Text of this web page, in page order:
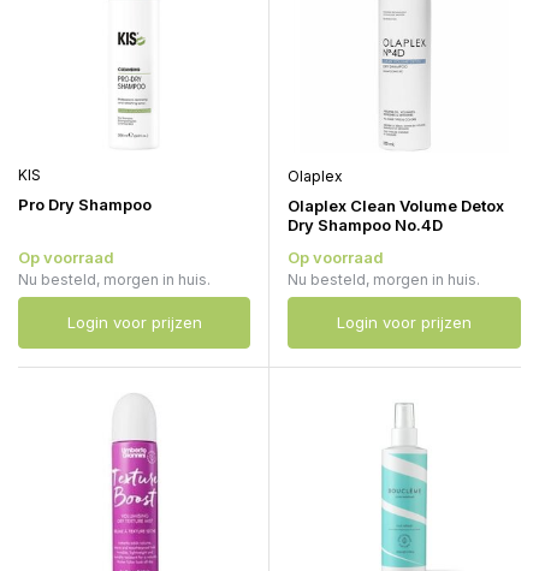
KIS
Pro Dry Shampoo
Op voorraad
Nu besteld, morgen in huis.
Login voor prijzen
Olaplex
Olaplex Clean Volume Detox
Dry Shampoo No.4D
Op voorraad
Nu besteld, morgen in huis.
Login voor prijzen